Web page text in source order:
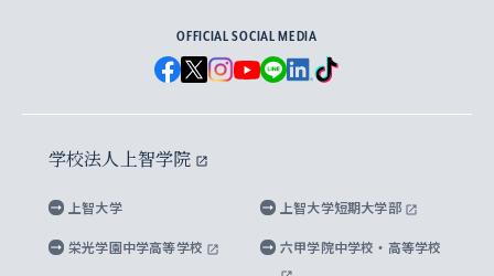
経済学研究科
グローバル・スタディーズ研究科
メディア・ジャーナリズム研究所
水稀少社会研究センター
先進機械・構造材料イノベーションセンター
国による高等教育の修学支援新制度
大学院生対象の奨学金
海外留学する際の費用と奨学金
父母・保証人とのネットワーク
学外とのネットワーク
上智大学大学案内・大学院案内
英文広報誌 SOPHIA magazine
上智大学のビジュアル・アイデンティティ
上智大学ビジュアル・アイデンティティ
上智大学校歌 ・上智大学学生歌
上智大学への取材・キャンパスでの撮影について
上智大学の公開情報
上智大学の教育研究活動等の情報公表
キャンパス案内
OFFICIAL SOCIAL MEDIA
学校法人上智学院
上智大学 上智大学短期大学部
栄光学園中学高等学校 六甲学院中学校・高等学校